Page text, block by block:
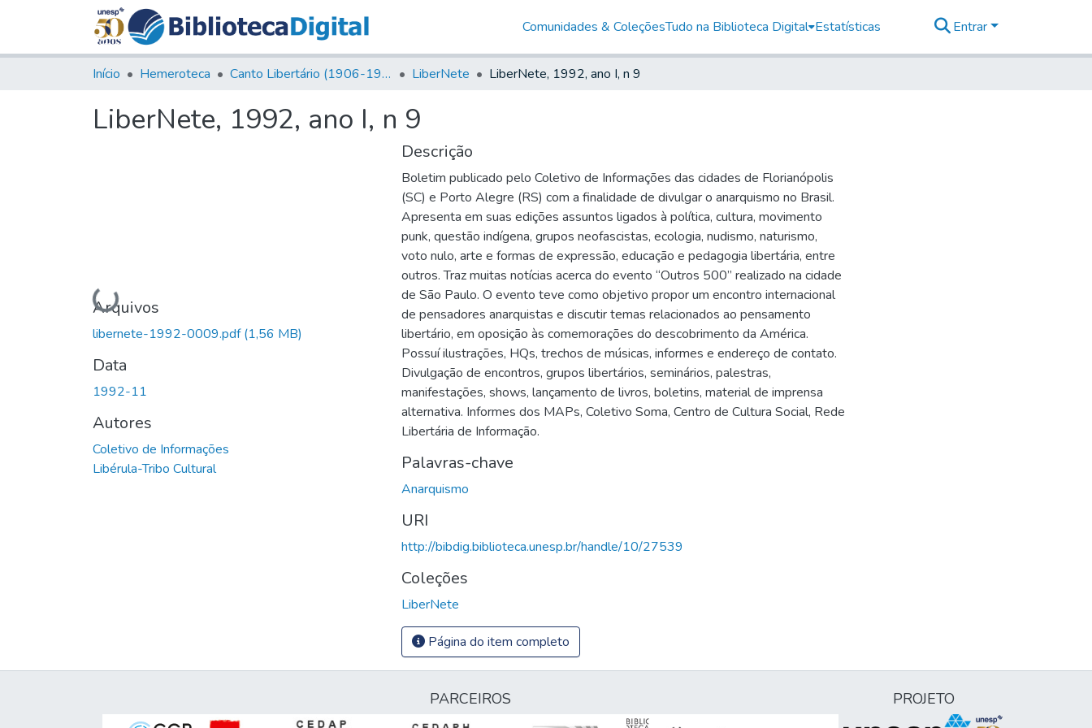
Comunidades & ColeçõesTudo na Biblioteca Digital Estatísticas Entrar
Início Hemeroteca Canto Libertário (1906-1995) LiberNete LiberNete, 1992, ano I, n 9
LiberNete, 1992, ano I, n 9
Carregando...
Arquivos
libernete-1992-0009.pdf(1,56 MB)
Data
1992-11
Autores
Coletivo de Informações
Libérula-Tribo Cultural
Descrição
Boletim publicado pelo Coletivo de Informações das cidades de Florianópolis
(SC) e Porto Alegre (RS) com a finalidade de divulgar o anarquismo no Brasil.
Apresenta em suas edições assuntos ligados à política, cultura, movimento
punk, questão indígena, grupos neofascistas, ecologia, nudismo, naturismo,
voto nulo, arte e formas de expressão, educação e pedagogia libertária, entre
outros. Traz muitas notícias acerca do evento “Outros 500” realizado na cidade
de São Paulo. O evento teve como objetivo propor um encontro internacional
de pensadores anarquistas e discutir temas relacionados ao pensamento
libertário, em oposição às comemorações do descobrimento da América.
Possuí ilustrações, HQs, trechos de músicas, informes e endereço de contato.
Divulgação de encontros, grupos libertários, seminários, palestras,
manifestações, shows, lançamento de livros, boletins, material de imprensa
alternativa. Informes dos MAPs, Coletivo Soma, Centro de Cultura Social, Rede
Libertária de Informação.
Palavras-chave
Anarquismo
URI
http://bibdig.biblioteca.unesp.br/handle/10/27539
Coleções
LiberNete
Página do item completo
PARCEIROS PROJETO